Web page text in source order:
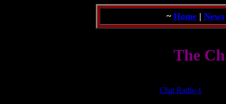
~ Home| News
The
Chat Radio 1